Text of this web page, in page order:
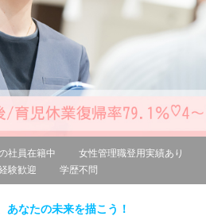
社員在籍中 女性管理職登用実績あり
験歓迎
学歴不問
なたの未来を描こう！